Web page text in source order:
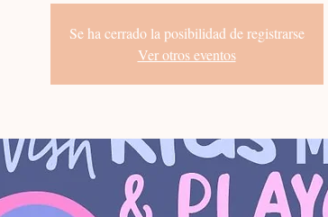
Se ha cerrado la posibilidad de registrarse
Ver otros eventos